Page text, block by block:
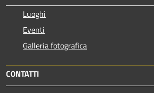
Luoghi
Eventi
Galleria fotografica
CONTATTI